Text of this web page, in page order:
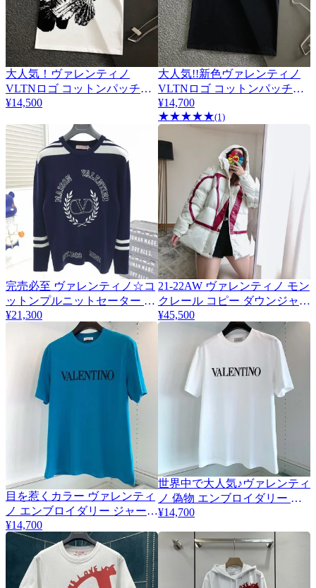
大人気！ヴァレンティノ
VLTNロゴ コットンパッチワ
ーク Tシャツ コピー
¥14,500
大人気!!新色ヴァレンティノ
VLTNロゴ コットンパッチワ
ーク Tシャツ コピー
Vub00467
¥14,700
★★★★★(1)
完売必至 ヴァレンティノ☆コ
ットンプルニットセーター コ
ピー Vux62590
¥21,300
21-22AW ヴァレンティノ モン
クレール コピー ダウンジャケ
ット ロゴ付 Vuy81892
¥45,500
2目を惹くカラー ヴァレンティ
ノ エンブロイダリー ジャージ
ーTシャツ コピー Vug30344
¥14,700
世界中で大人気♪ヴァレンティ
ノ 偽物 エンブロイダリー ジ
ャージーTシャツ Vud95231
¥14,700